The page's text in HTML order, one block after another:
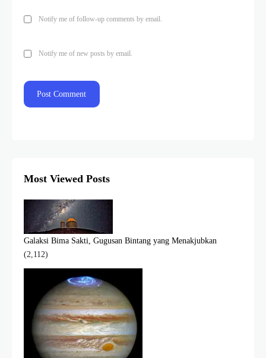
Notify me of follow-up comments by email.
Notify me of new posts by email.
Most Viewed Posts
Galaksi Bima Sakti, Gugusan Bintang yang Menakjubkan
(2,112)